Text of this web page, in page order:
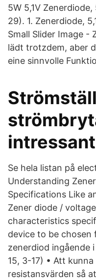
5W 5,1V Zenerdiode,
29). 1. Zenerdiode,
Small Slider Image -
lädt trotzdem, aber
eine sinnvolle
Se hela listan på
Understanding
Specifications Like
Zener diode /
characteristics
device to be chosen
zenerdiod ingående
15, 3-17) • Att
resistansvärden så